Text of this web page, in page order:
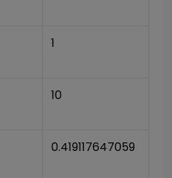
1
10
0.419117647059